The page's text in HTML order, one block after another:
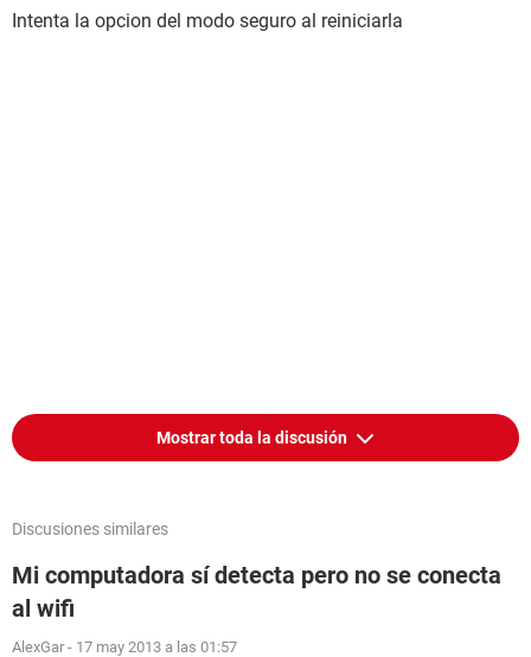
Intenta la opcion del modo seguro al reiniciarla
Mostrar toda la discusión
Discusiones similares
Mi computadora sí detecta pero no se conecta
al wifi
AlexGar - 17 may 2013 a las 01:57